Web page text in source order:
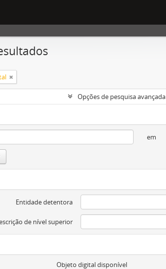
Opções de pesquisa avançada
em
Entidade detentora
de nível superior
Objeto digital disponível